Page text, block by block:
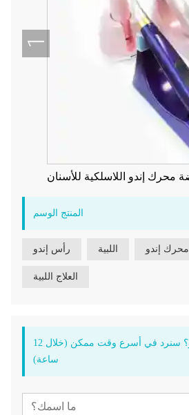
قبضة محرك إندو اللاسلكية للأسنان
المنتج الوسم
رأس إندو اللبية محرك إندو
العلاج اللبية
الحصول على آخر سعر؟ سنرد في أسرع وقت ممكن (خلال 12
ساعة)